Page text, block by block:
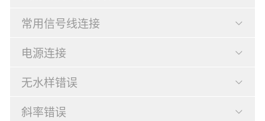
常用信号线连接
电源连接
无水样错误
斜率错误